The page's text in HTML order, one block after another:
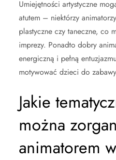
Umiejętności artystyczne
atutem – niektórzy
plastyczne czy taneczne, co
imprezy. Ponadto dobry
energiczną i pełną
motywować dzieci do
Jakie
można
animatorem